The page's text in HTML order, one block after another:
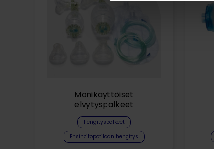
Monikäyttöiset
elvytyspalkeet
Hengityspalkeet
Ensihoitopotilaan hengitys